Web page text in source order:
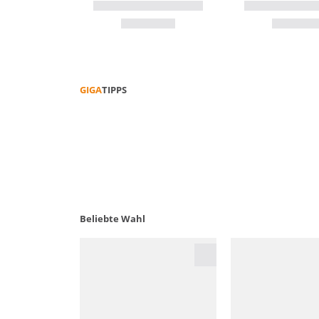
GIGATIPPS
Beliebte Wahl